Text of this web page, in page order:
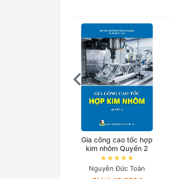
Gia công cao tốc hợp
kim nhôm Quyển 2
Nguyễn Đức Toàn